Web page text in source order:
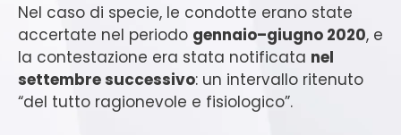
Nel caso di specie, le condotte erano state
accertate nel periodo gennaio–giugno 2020, e
la contestazione era stata notificata nel
settembre successivo: un intervallo ritenuto
“del tutto ragionevole e fisiologico”.